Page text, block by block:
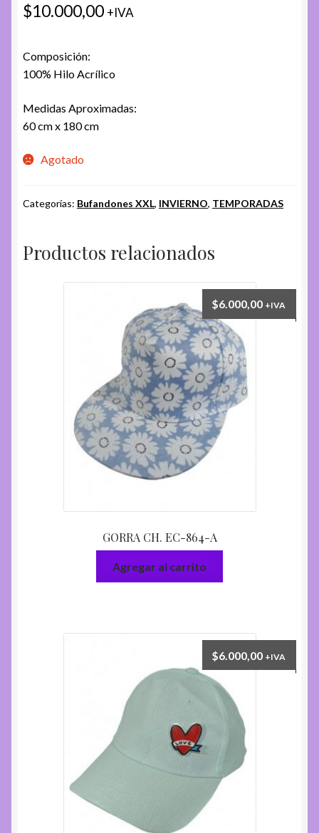
$10.000,00 +IVA
Composición:
100% Hilo Acrílico
Medidas Aproximadas:
60 cm x 180 cm
Agotado
Categorías: Bufandones XXL, INVIERNO, TEMPORADAS
Productos relacionados
GORRA CH. EC-864-A
$6.000,00 +IVA
Agregar al carrito
$6.000,00 +IVA